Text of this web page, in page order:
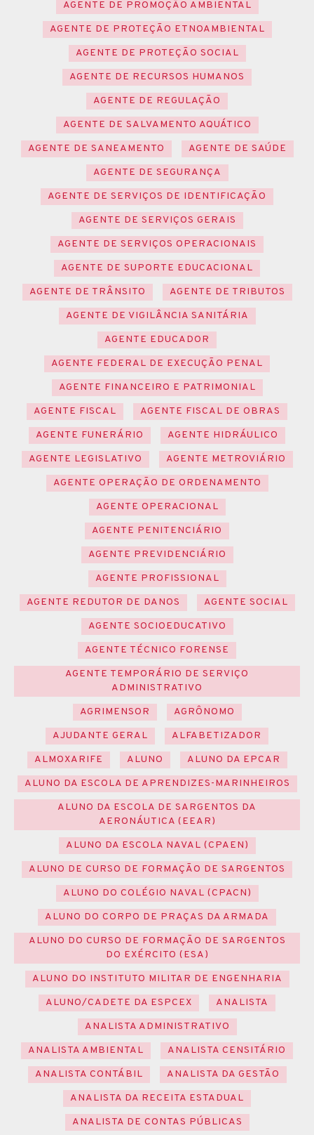
AGENTE DE PROMOÇÃO AMBIENTAL
AGENTE DE PROTEÇÃO ETNOAMBIENTAL
AGENTE DE PROTEÇÃO SOCIAL
AGENTE DE RECURSOS HUMANOS
AGENTE DE REGULAÇÃO
AGENTE DE SALVAMENTO AQUÁTICO
AGENTE DE SANEAMENTO
AGENTE DE SAÚDE
AGENTE DE SEGURANÇA
AGENTE DE SERVIÇOS DE IDENTIFICAÇÃO
AGENTE DE SERVIÇOS GERAIS
AGENTE DE SERVIÇOS OPERACIONAIS
AGENTE DE SUPORTE EDUCACIONAL
AGENTE DE TRÂNSITO
AGENTE DE TRIBUTOS
AGENTE DE VIGILÂNCIA SANITÁRIA
AGENTE EDUCADOR
AGENTE FEDERAL DE EXECUÇÃO PENAL
AGENTE FINANCEIRO E PATRIMONIAL
AGENTE FISCAL
AGENTE FISCAL DE OBRAS
AGENTE FUNERÁRIO
AGENTE HIDRÁULICO
AGENTE LEGISLATIVO
AGENTE METROVIÁRIO
AGENTE OPERAÇÃO DE ORDENAMENTO
AGENTE OPERACIONAL
AGENTE PENITENCIÁRIO
AGENTE PREVIDENCIÁRIO
AGENTE PROFISSIONAL
AGENTE REDUTOR DE DANOS
AGENTE SOCIAL
AGENTE SOCIOEDUCATIVO
AGENTE TÉCNICO FORENSE
AGENTE TEMPORÁRIO DE SERVIÇO
ADMINISTRATIVO
AGRIMENSOR
AGRÔNOMO
AJUDANTE GERAL
ALFABETIZADOR
ALMOXARIFE
ALUNO
ALUNO DA EPCAR
ALUNO DA ESCOLA DE APRENDIZES-MARINHEIROS
ALUNO DA ESCOLA DE SARGENTOS DA
AERONÁUTICA (EEAR)
ALUNO DA ESCOLA NAVAL (CPAEN)
ALUNO DE CURSO DE FORMAÇÃO DE SARGENTOS
ALUNO DO COLÉGIO NAVAL (CPACN)
ALUNO DO CORPO DE PRAÇAS DA ARMADA
ALUNO DO CURSO DE FORMAÇÃO DE SARGENTOS
DO EXÉRCITO (ESA)
ALUNO DO INSTITUTO MILITAR DE ENGENHARIA
ALUNO/CADETE DA ESPCEX
ANALISTA
ANALISTA ADMINISTRATIVO
ANALISTA AMBIENTAL
ANALISTA CENSITÁRIO
ANALISTA CONTÁBIL
ANALISTA DA GESTÃO
ANALISTA DA RECEITA ESTADUAL
ANALISTA DE CONTAS PÚBLICAS